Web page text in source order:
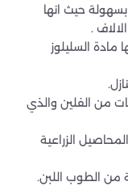
حيث انها
.
مادة السليلوز
من الفلين والذي
الزراعية
من الطوب اللبن.